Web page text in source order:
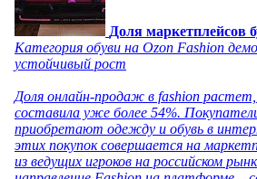
Доля маркетплейсов
Категория обуви на Ozon Fashion
устойчивый рост
Доля онлайн-продаж в fashion
составила уже более 54%.
приобретают одежду и обувь в
этих покупок совершается на
из ведущих игроков на российском